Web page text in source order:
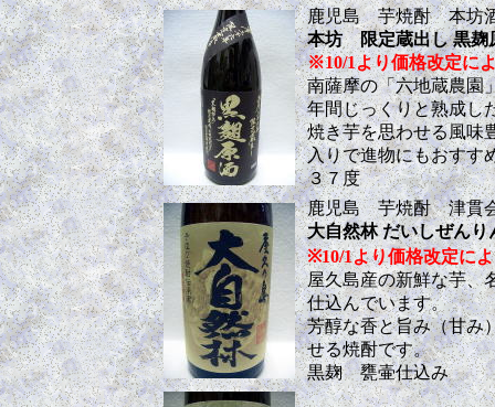
鹿児島 芋焼酎 本坊
本坊 限定蔵出し 黒麹
※10/1より価格改定に
南薩摩の「六地蔵農園
年間じっくりと熟成し
焼き芋を思わせる風味
入りで進物にもおすす
３７度
鹿児島 芋焼酎 津貫
大自然林 だいしぜんり
※10/1より価格改定によ
屋久島産の新鮮な芋、
仕込んでいます。
芳醇な香と旨み（甘み
せる焼酎です。
黒麹 甕壷仕込み